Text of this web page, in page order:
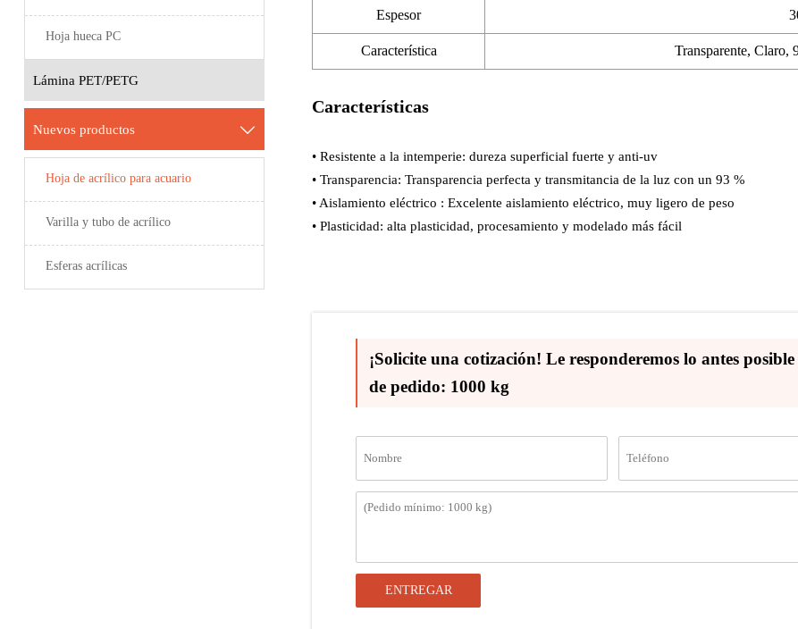
Hoja hueca PC
Lámina PET/PETG
Nuevos productos 
Hoja de acrílico para acuario
Varilla y tubo de acrílico
Esferas acrílicas
Espesor
Característica Transparente, Claro,
Características
• Resistente a la intemperie: dureza superficial fuerte y anti-uv
• Transparencia: Transparencia perfecta y transmitancia de la luz con un 93 %
• Aislamiento eléctrico : Excelente aislamiento eléctrico, muy ligero de peso
• Plasticidad: alta plasticidad, procesamiento y modelado más fácil
¡Solicite una cotización! Le responderemos lo antes
de pedido: 1000 kg
ENTREGAR